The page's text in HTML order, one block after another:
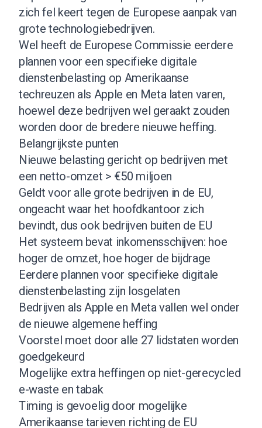
zich fel keert tegen de Europese aanpak van
grote technologiebedrijven.
Wel heeft de Europese Commissie eerdere
plannen voor een specifieke digitale
dienstenbelasting op Amerikaanse
techreuzen als Apple en Meta laten varen,
hoewel deze bedrijven wel geraakt zouden
worden door de bredere nieuwe heffing.
Belangrijkste punten
Nieuwe belasting gericht op bedrijven met
een netto-omzet > €50 miljoen
Geldt voor alle grote bedrijven in de EU,
ongeacht waar het hoofdkantoor zich
bevindt, dus ook bedrijven buiten de EU
Het systeem bevat inkomensschijven: hoe
hoger de omzet, hoe hoger de bijdrage
Eerdere plannen voor specifieke digitale
dienstenbelasting zijn losgelaten
Bedrijven als Apple en Meta vallen wel onder
de nieuwe algemene heffing
Voorstel moet door alle 27 lidstaten worden
goedgekeurd
Mogelijke extra heffingen op niet-gerecycled
e-waste en tabak
Timing is gevoelig door mogelijke
Amerikaanse tarieven richting de EU